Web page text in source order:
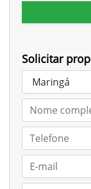
Solicitar